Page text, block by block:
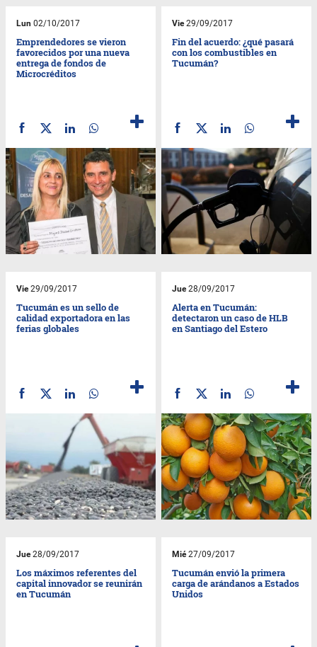
Lun 02/10/2017
Emprendedores se vieron
favorecidos por una nueva
entrega de fondos de
Microcréditos
Vie29/09/2017
Fin del acuerdo: ¿qué pasará
con los combustibles en
Tucumán?
Vie29/09/2017
Tucumán es un sello de
calidad exportadora en las
ferias globales
Jue28/09/2017
Alerta en Tucumán:
detectaron un caso de HLB
en Santiago del Estero
Jue28/09/2017
Los máximos referentes del
capital innovador se reunirán
en Tucumán
Mié27/09/2017
Tucumán envió la primera
carga de arándanos a Estados
Unidos